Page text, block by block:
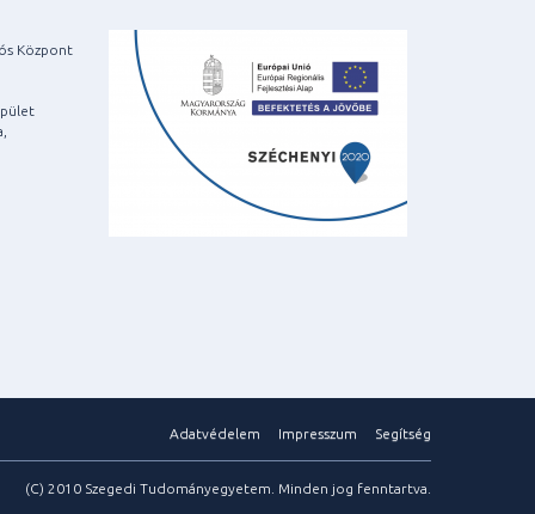
Központ
Adatvédelem Impresszum Segítség
(C) 2010 Szegedi Tudományegyetem. Minden jog fenntartva.